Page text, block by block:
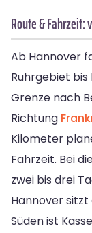
Route & Fahrzeit:
Ab Hannover
Ruhrgebiet
Grenze nach
Richtung
Kilometer
Fahrzeit. Bei
zwei bis drei
Hannover sitzt
Süden ist